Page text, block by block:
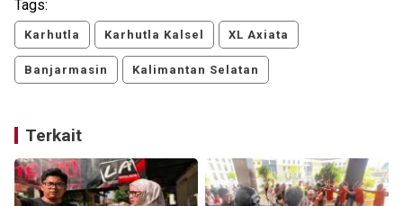
Tags:
Karhutla Karhutla Kalsel XL Axiata
Banjarmasin Kalimantan Selatan
Terkait